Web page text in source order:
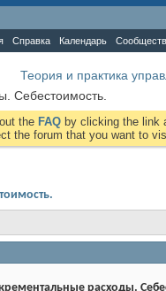
Справка Календарь
Теория и практика
Себестоимость.
the FAQ by clicking the link
the forum that you want to
расходы.